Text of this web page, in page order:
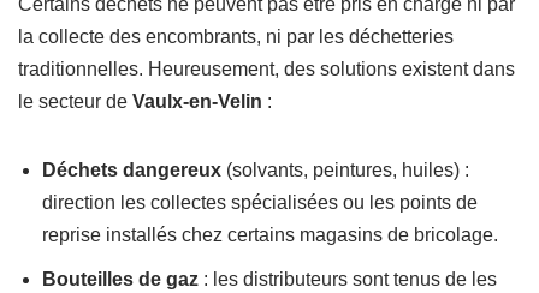
Certains déchets ne peuvent pas être pris en charge ni par
la collecte des encombrants, ni par les déchetteries
traditionnelles. Heureusement, des solutions existent dans
le secteur de Vaulx-en-Velin :
Déchets dangereux (solvants, peintures, huiles) :
direction les collectes spécialisées ou les points de
reprise installés chez certains magasins de bricolage.
Bouteilles de gaz : les distributeurs sont tenus de les